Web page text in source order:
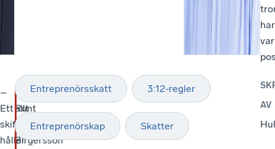
har
–
Ett
skifte
håller
Framför
allt
ser
Birgersson
–
Runt
om
i
Entreprenörsskatt 3:12-regler
Entreprenörskap Skatter
AV